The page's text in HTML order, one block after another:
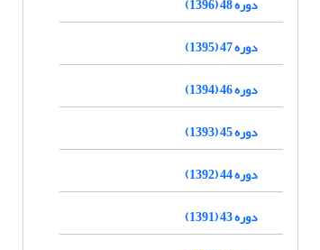
دوره 47 (1395)
دوره 46 (1394)
دوره 45 (1393)
دوره 44 (1392)
دوره 43 (1391)